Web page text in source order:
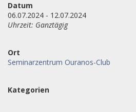
Datum
06.07.2024 - 12.07.2024
Uhrzeit: Ganztägig
Ort
Seminarzentrum Ouranos-Club
Kategorien